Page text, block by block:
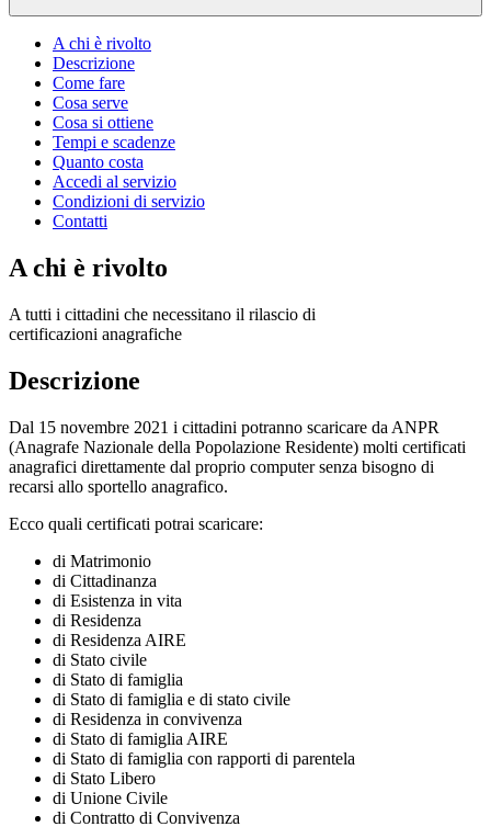
A chi è rivolto
Descrizione
Come fare
Cosa serve
Cosa si ottiene
Tempi e scadenze
Quanto costa
Accedi al servizio
Condizioni di servizio
Contatti
A chi è rivolto
A tutti i cittadini che necessitano il rilascio di
certificazioni anagrafiche
Descrizione
Dal 15 novembre 2021 i cittadini potranno scaricare da ANPR
(Anagrafe Nazionale della Popolazione Residente) molti certificati
anagrafici direttamente dal proprio computer senza bisogno di
recarsi allo sportello anagrafico.
Ecco quali certificati potrai scaricare:
di Matrimonio
di Cittadinanza
di Esistenza in vita
di Residenza
di Residenza AIRE
di Stato civile
di Stato di famiglia
di Stato di famiglia e di stato civile
di Residenza in convivenza
di Stato di famiglia AIRE
di Stato di famiglia con rapporti di parentela
di Stato Libero
di Unione Civile
di Contratto di Convivenza